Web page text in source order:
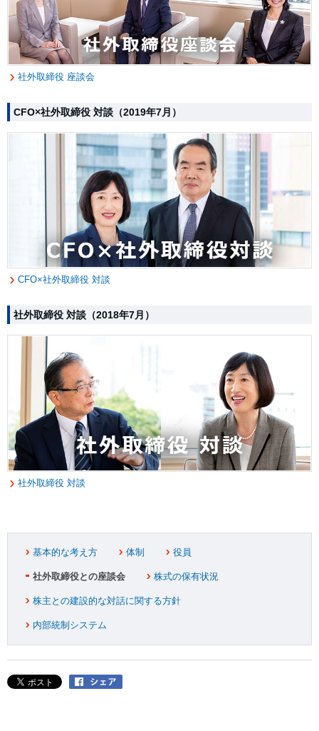
社外取締役 座談会
CFO×社外取締役 対談（2019年7月）
CFO×社外取締役 対談
社外取締役 対談（2018年7月）
社外取締役 対談
基本的な考え方 体制 役員
社外取締役との座談会 株式の保有状況
株主との建設的な対話に関する方針
内部統制システム